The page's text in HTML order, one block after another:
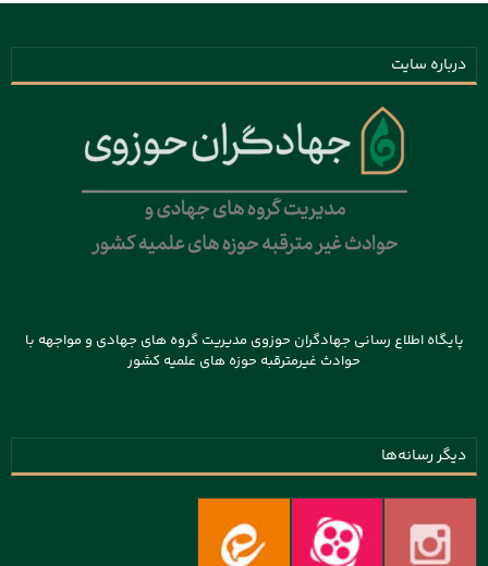
درباره سایت
پایگاه اطلاع رسانی جهادگران حوزوی مدیریت گروه های جهادی و مواجهه با
حوادث غیرمترقبه حوزه های علمیه کشور
دیگر رسانه‌ها